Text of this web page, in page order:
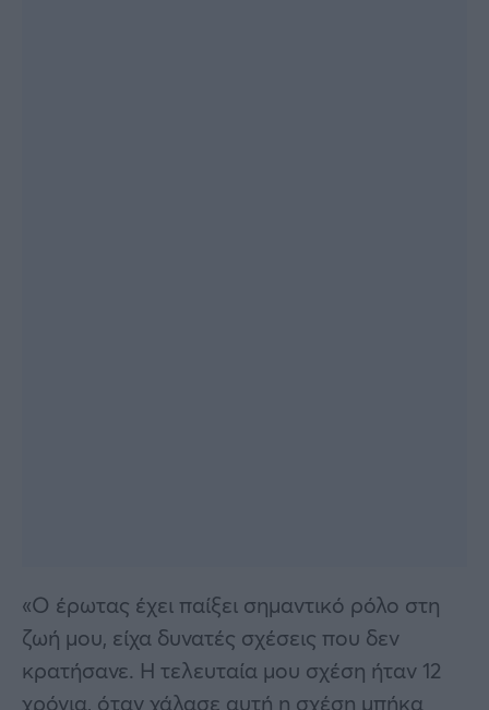
«Ο έρωτας έχει παίξει σημαντικό ρόλο στη
ζωή μου, είχα δυνατές σχέσεις που δεν
κρατήσανε. Η τελευταία μου σχέση ήταν 12
χρόνια, όταν χάλασε αυτή η σχέση μπήκα